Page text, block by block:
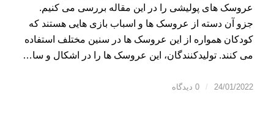
عروسک های پولیشی را در این مقاله بررسی می کنیم.
جزو آن دسته از عروسک ها و اسباب بازی هایی هستند که
کودکان همواره از این عروسک ها در سنین مختلف استفاده
می کنند. تولیدکنندگان، این عروسک ها را در اشکال و سا…
24/01/2022
/ 0 دیدگاه